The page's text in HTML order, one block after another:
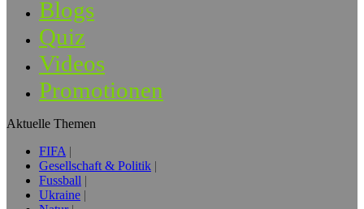
Blogs
Quiz
Videos
Promotionen
Aktuelle Themen
FIFA
Gesellschaft & Politik
Fussball
Ukraine